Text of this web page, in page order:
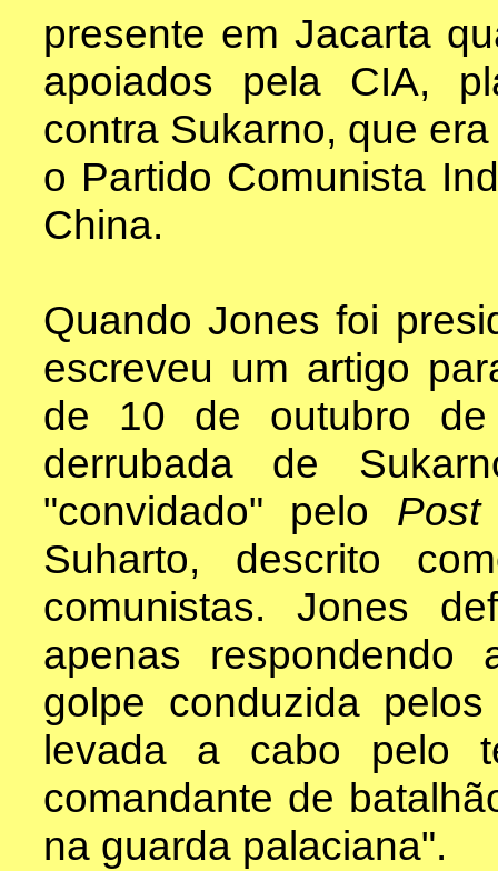
presente em Jacarta
apoiados pela CIA,
contra Sukarno, que
o Partido Comunista
China.
Quando Jones foi
escreveu um artigo
de 10 de outubro
derrubada de
"convidado" pelo
Suharto, descrito
comunistas. Jones
apenas
golpe conduzida
levada a cabo pelo
comandante de
na guarda palaciana".